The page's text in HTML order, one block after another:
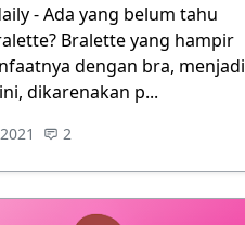
- Ada yang belum tahu
Bralette yang hampir
dengan bra, menjadi
dikarenakan p...
2